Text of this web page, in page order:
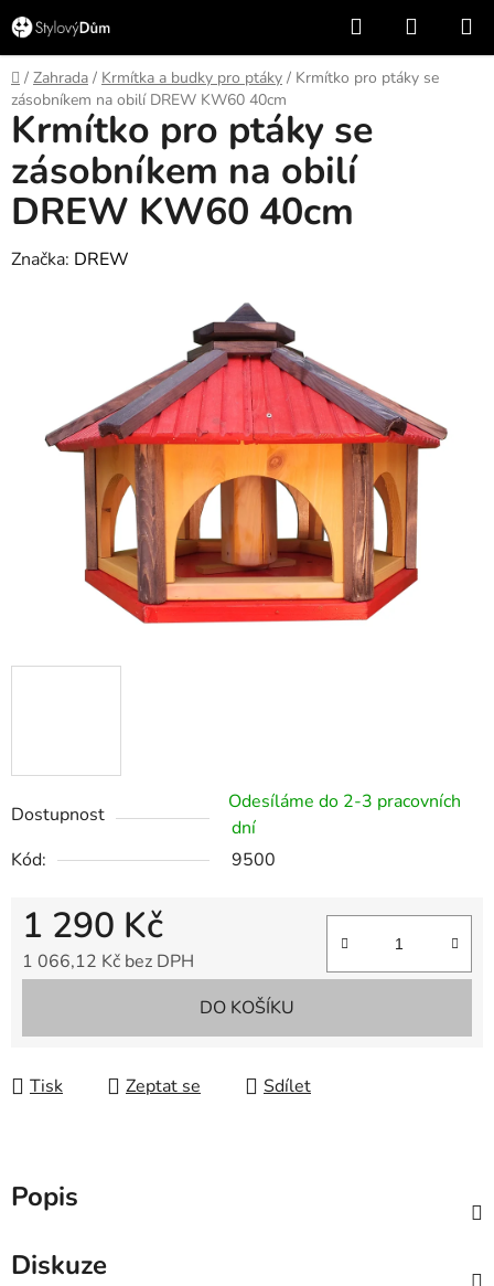
Přejít
na
obsah
Hledat
KOŠÍK
Domů
/ Zahrada / Krmítka a budky pro ptáky / Krmítko pro ptáky se
zásobníkem na obilí DREW KW60 40cm
Dostupnost
Odesíláme do 2-3 pracovních
dní
Kód:
9500
1 290 Kč
1 066,12 Kč bez DPH
DO KOŠÍKU
Tisk Zeptat se Sdílet
Krmítko pro ptáky se
zásobníkem na obilí
DREW KW60 40cm
Značka: DREW
Popis
Diskuze